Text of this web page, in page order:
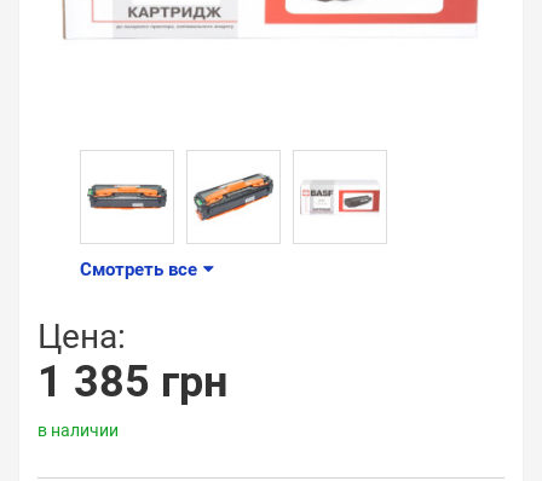
Смотреть все
Цена:
1 385 грн
в наличии